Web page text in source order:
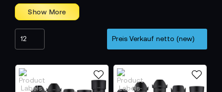
eine schmale Gasse. Die Kamera liegt ruhig in den
Händen, während das Licht wechselnde Muster auf
den Boden zeichnet. Mit einer VDSLR MK2
Festbrennweite führt er den Fokus bewusst, spürt
dorthin, wo die Szene sie benötigt. Die Optik reagiert
gleichmäßig, ohne künstliche Härte, und unterstützt